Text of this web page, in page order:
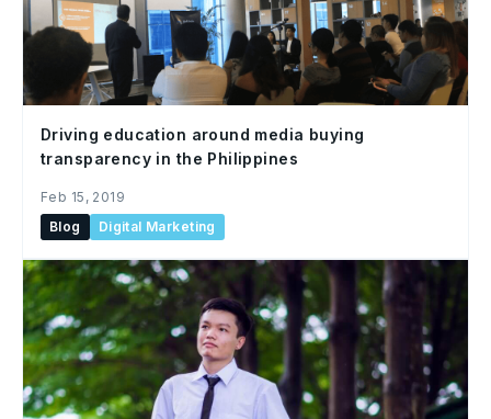
Driving education around media buying
transparency in the Philippines
Feb 15, 2019
Blog
Digital Marketing